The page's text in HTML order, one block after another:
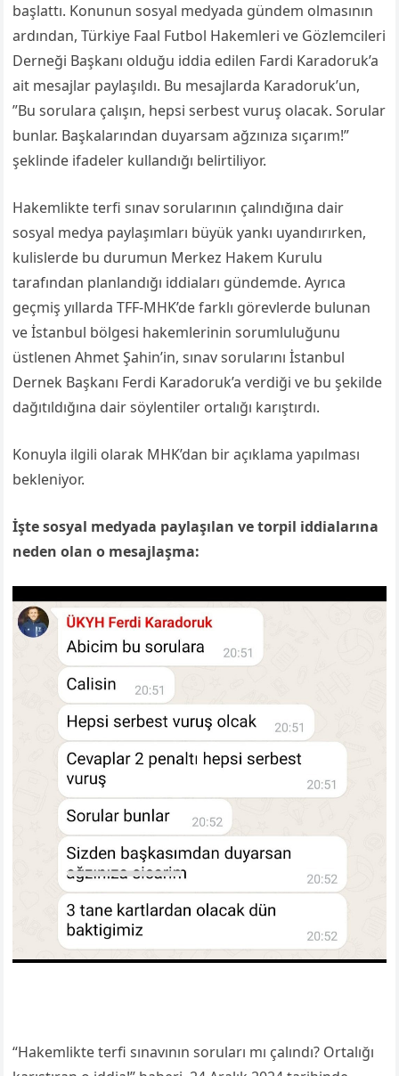
başlattı. Konunun sosyal medyada gündem olmasının
ardından, Türkiye Faal Futbol Hakemleri ve Gözlemcileri
Derneği Başkanı olduğu iddia edilen Fardi Karadoruk’a
ait mesajlar paylaşıldı. Bu mesajlarda Karadoruk’un,
”Bu sorulara çalışın, hepsi serbest vuruş olacak. Sorular
bunlar. Başkalarından duyarsam ağzınıza sıçarım!”
şeklinde ifadeler kullandığı belirtiliyor.
Hakemlikte terfi sınav sorularının çalındığına dair
sosyal medya paylaşımları büyük yankı uyandırırken,
kulislerde bu durumun Merkez Hakem Kurulu
tarafından planlandığı iddiaları gündemde. Ayrıca
geçmiş yıllarda TFF-MHK’de farklı görevlerde bulunan
ve İstanbul bölgesi hakemlerinin sorumluluğunu
üstlenen Ahmet Şahin’in, sınav sorularını İstanbul
Dernek Başkanı Ferdi Karadoruk’a verdiği ve bu şekilde
dağıtıldığına dair söylentiler ortalığı karıştırdı.
Konuyla ilgili olarak MHK’dan bir açıklama yapılması
bekleniyor.
İşte sosyal medyada paylaşılan ve torpil iddialarına
neden olan o mesajlaşma:
“Hakemlikte terfi sınavının soruları mı çalındı? Ortalığı